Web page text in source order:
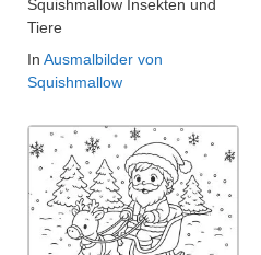
Squishmallow Insekten und
Tiere
In Ausmalbilder von
Squishmallow